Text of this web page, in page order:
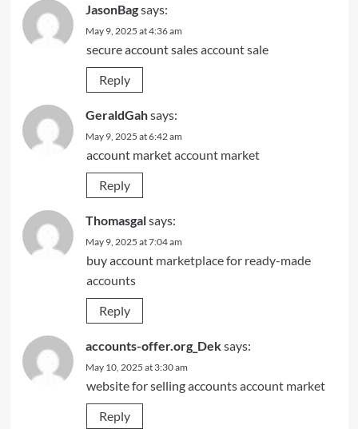
JasonBagsays:
May 9, 2025 at 4:36 am
secure account salesaccount sale
Reply
GeraldGahsays:
May 9, 2025 at 6:42 am
account marketaccount market
Reply
Thomasgalsays:
May 9, 2025 at 7:04 am
buy account marketplace for ready-made
accounts
Reply
accounts-offer.org_Deksays:
May 10, 2025 at 3:30 am
website for selling accountsaccount market
Reply